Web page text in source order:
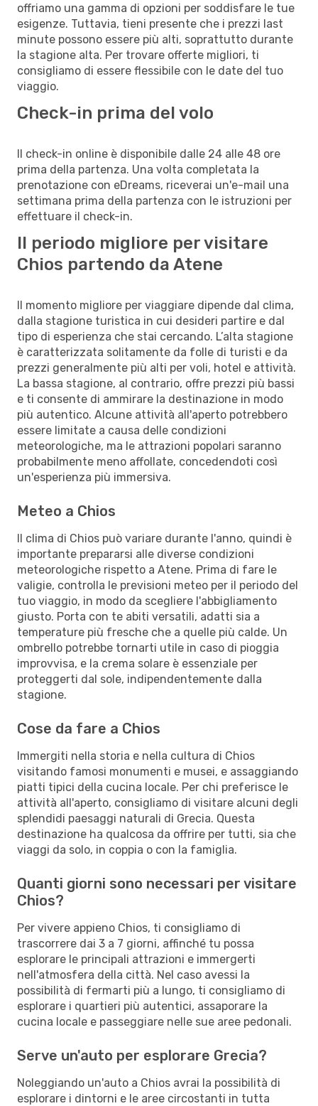
offriamo una gamma di opzioni per soddisfare le tue
esigenze. Tuttavia, tieni presente che i prezzi last
minute possono essere più alti, soprattutto durante
la stagione alta. Per trovare offerte migliori, ti
consigliamo di essere flessibile con le date del tuo
viaggio.
Check-in prima del volo
Il check-in online è disponibile dalle 24 alle 48 ore
prima della partenza. Una volta completata la
prenotazione con eDreams, riceverai un'e-mail una
settimana prima della partenza con le istruzioni per
effettuare il check-in.
Il periodo migliore per visitare
Chios partendo da Atene
Il momento migliore per viaggiare dipende dal clima,
dalla stagione turistica in cui desideri partire e dal
tipo di esperienza che stai cercando. L’alta stagione
è caratterizzata solitamente da folle di turisti e da
prezzi generalmente più alti per voli, hotel e attività.
La bassa stagione, al contrario, offre prezzi più bassi
e ti consente di ammirare la destinazione in modo
più autentico. Alcune attività all'aperto potrebbero
essere limitate a causa delle condizioni
meteorologiche, ma le attrazioni popolari saranno
probabilmente meno affollate, concedendoti così
un'esperienza più immersiva.
Meteo a Chios
Il clima di Chios può variare durante l'anno, quindi è
importante prepararsi alle diverse condizioni
meteorologiche rispetto a Atene. Prima di fare le
valigie, controlla le previsioni meteo per il periodo del
tuo viaggio, in modo da scegliere l'abbigliamento
giusto. Porta con te abiti versatili, adatti sia a
temperature più fresche che a quelle più calde. Un
ombrello potrebbe tornarti utile in caso di pioggia
improvvisa, e la crema solare è essenziale per
proteggerti dal sole, indipendentemente dalla
stagione.
Cose da fare a Chios
Immergiti nella storia e nella cultura di Chios
visitando famosi monumenti e musei, e assaggiando
piatti tipici della cucina locale. Per chi preferisce le
attività all'aperto, consigliamo di visitare alcuni degli
splendidi paesaggi naturali di Grecia. Questa
destinazione ha qualcosa da offrire per tutti, sia che
viaggi da solo, in coppia o con la famiglia.
Quanti giorni sono necessari per visitare
Chios?
Per vivere appieno Chios, ti consigliamo di
trascorrere dai 3 a 7 giorni, affinché tu possa
esplorare le principali attrazioni e immergerti
nell'atmosfera della città. Nel caso avessi la
possibilità di fermarti più a lungo, ti consigliamo di
esplorare i quartieri più autentici, assaporare la
cucina locale e passeggiare nelle sue aree pedonali.
Serve un'auto per esplorare Grecia?
Noleggiando un'auto a Chios avrai la possibilità di
esplorare i dintorni e le aree circostanti in tutta